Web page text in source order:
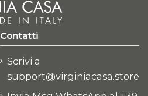
Contatti
Scrivi a
support@virginiacasa.store